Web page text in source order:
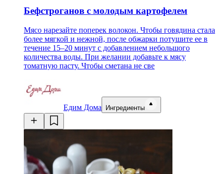
Бефстроганов с молодым картофелем
Мясо нарезайте поперек волокон. Чтобы говядина стала
более мягкой и нежной, после обжарки потушите ее в
течение 15–20 минут с добавлением небольшого
количества воды. При желании добавьте к мясу
томатную пасту. Чтобы сметана не све
Едим Дома Ингредиенты